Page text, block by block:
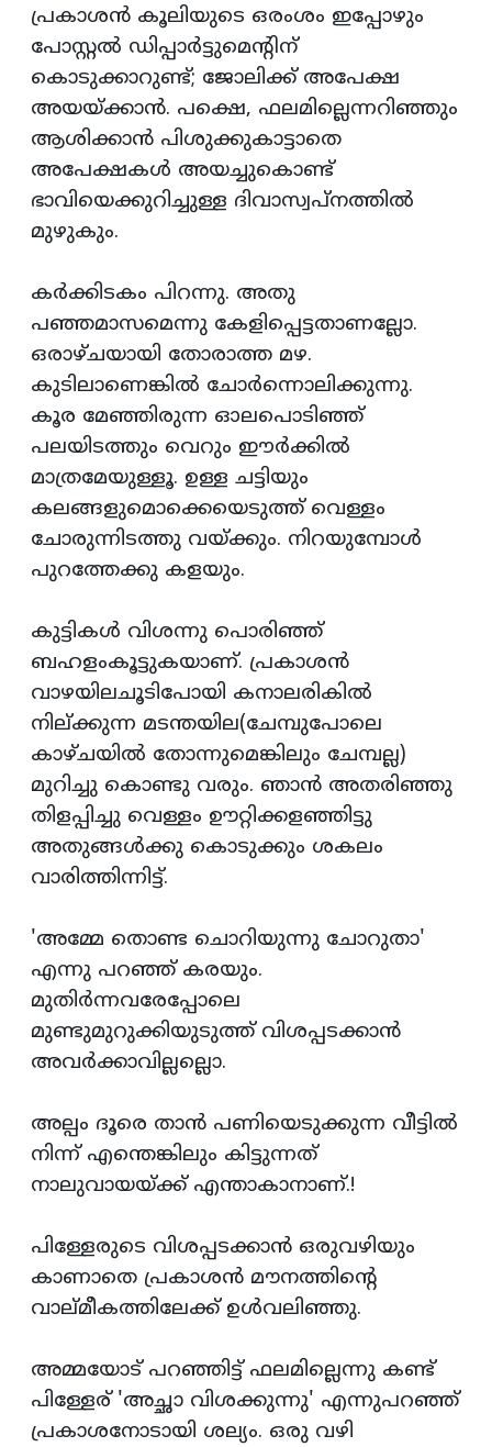
പ്രകാശന്‍ കൂലിയുടെ ഒരംശം ഇപ്പോഴും
പോസ്റ്റല്‍ ഡിപ്പാര്‍ട്ടുമെന്റിന്
കൊടുക്കാറുണ്ട്; ജോലിക്ക് അപേക്ഷ
അയയ്ക്കാന്‍. പക്ഷെ, ഫലമില്ലെന്നറിഞ്ഞും
ആശിക്കാന്‍ പിശുക്കുകാട്ടാതെ
അപേക്ഷകള്‍ അയച്ചുകൊണ്ട്
ഭാവിയെക്കുറിച്ചുള്ള ദിവാസ്വപ്നത്തില്‍
മുഴുകും.
കര്‍ക്കിടകം പിറന്നു. അതു
പഞ്ഞമാസമെന്നു കേളിപ്പെട്ടതാണല്ലോ.
ഒരാഴ്ചയായി തോരാത്ത മഴ.
കുടിലാണെങ്കില്‍ ചോര്‍ന്നൊലിക്കുന്നു.
കൂര മേഞ്ഞിരുന്ന ഓലപൊടിഞ്ഞ്
പലയിടത്തും വെറും ഈര്‍ക്കില്‍
മാത്രമേയുള്ളൂ. ഉള്ള ചട്ടിയും
കലങ്ങളുമൊക്കെയെടുത്ത് വെള്ളം
ചോരുന്നിടത്തു വയ്ക്കും. നിറയുമ്പോള്‍
പുറത്തേക്കു കളയും.
കുട്ടികള്‍ വിശന്നു പൊരിഞ്ഞ്
ബഹളംകൂട്ടുകയാണ്. പ്രകാശന്‍
വാഴയിലചൂടിപോയി കനാലരികില്‍
നില്ക്കുന്ന മടന്തയില(ചേമ്പുപോലെ
കാഴ്ചയില്‍ തോന്നുമെങ്കിലും ചേമ്പല്ല)
മുറിച്ചു കൊണ്ടു വരും. ഞാന്‍ അതരിഞ്ഞു
തിളപ്പിച്ചു വെള്ളം ഊറ്റിക്കളഞ്ഞിട്ടു
അതുങ്ങള്‍ക്കു കൊടുക്കും ശകലം
വാരിത്തിന്നിട്ട്.
'അമ്മേ തൊണ്ട ചൊറിയുന്നു ചോറുതാ'
എന്നു പറഞ്ഞ് കരയും.
മുതിര്‍ന്നവരേപ്പോലെ
മുണ്ടുമുറുക്കിയുടുത്ത് വിശപ്പടക്കാന്‍
അവര്‍ക്കാവില്ലല്ലൊ.
അല്പം ദൂരെ താന്‍ പണിയെടുക്കുന്ന വീട്ടില്‍
നിന്ന് എന്തെങ്കിലും കിട്ടുന്നത്
നാലുവായയ്ക്ക് എന്താകാനാണ്.!
പിള്ളേരുടെ വിശപ്പടക്കാന്‍ ഒരുവഴിയും
കാണാതെ പ്രകാശന്‍ മൗനത്തിന്റെ
വാല്മീകത്തിലേക്ക് ഉള്‍വലിഞ്ഞു.
അമ്മയോട് പറഞ്ഞിട്ട് ഫലമില്ലെന്നു കണ്ട്
പിള്ളേര് 'അച്ഛാ വിശക്കുന്നു' എന്നുപറഞ്ഞ്
പ്രകാശനോടായി ശല്യം. ഒരു വഴി